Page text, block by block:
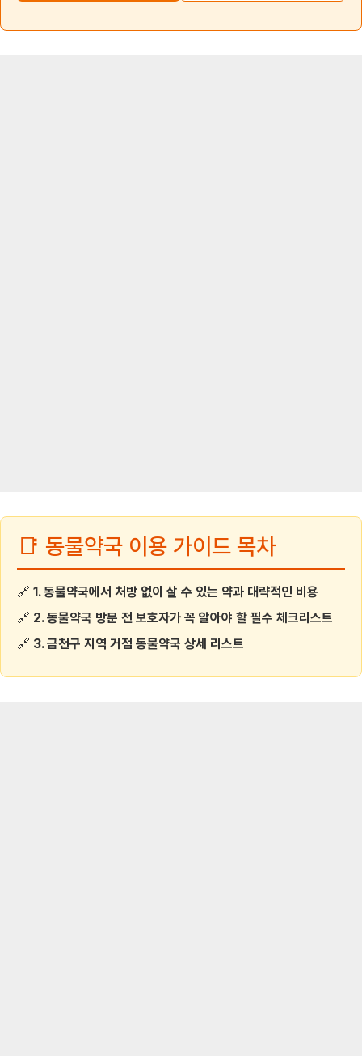
📑 동물약국 이용 가이드 목차
🔗 1. 동물약국에서 처방 없이 살 수 있는 약과 대략적인 비용
🔗 2. 동물약국 방문 전 보호자가 꼭 알아야 할 필수 체크리스트
🔗 3. 금천구 지역 거점 동물약국 상세 리스트